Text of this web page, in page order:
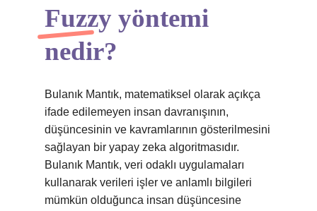
Fuzzy yöntemi
nedir?
Bulanık Mantık, matematiksel olarak açıkça
ifade edilemeyen insan davranışının,
düşüncesinin ve kavramlarının gösterilmesini
sağlayan bir yapay zeka algoritmasıdır.
Bulanık Mantık, veri odaklı uygulamaları
kullanarak verileri işler ve anlamlı bilgileri
mümkün olduğunca insan düşüncesine